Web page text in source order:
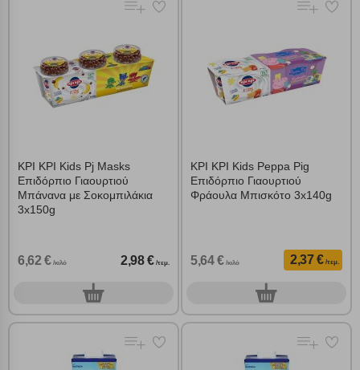
ΚΡΙ ΚΡΙ Kids Pj Masks
Επιδόρπιο Γιαουρτιού
Μπάνανα με Σοκομπιλάκια
3x150g
6,62 € /κιλό 2,98 € /τεμ.
0τεμ.
ΚΡΙ ΚΡΙ Kids Peppa Pig
Επιδόρπιο Γιαουρτιού
Φράουλα Μπισκότο 3x140g
5,64 € /κιλό 2,37 € /τεμ.
0τεμ.